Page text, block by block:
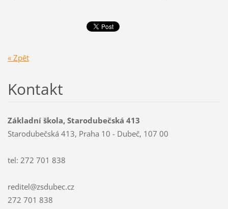
« Zpět
Kontakt
Základní škola, Starodubečská 413
Starodubečská 413, Praha 10 - Dubeč, 107 00
tel: 272 701 838
reditel@zsdubec.cz
272 701 838